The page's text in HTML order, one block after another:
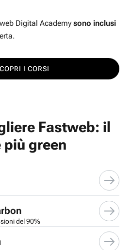
Digital Academy sono inclusi
I CORSI
Fastweb: il
green
del 90%